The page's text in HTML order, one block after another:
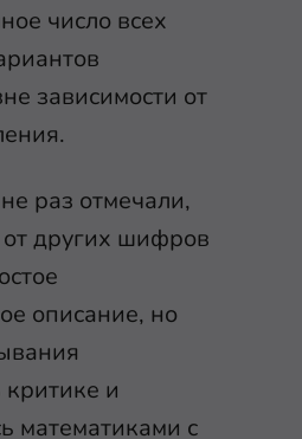
число всех
зависимости от
раз отмечали,
от других шифров
описание, но
и
математиками с